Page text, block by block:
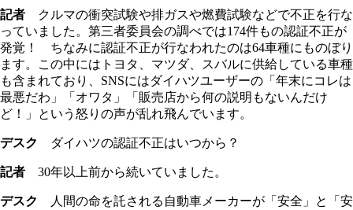
記者 クルマの衝突試験や排ガスや燃費試験などで不正を行な
っていました。第三者委員会の調べでは174件もの認証不正が
発覚！ ちなみに認証不正が行なわれたのは64車種にものぼり
ます。この中にはトヨタ、マツダ、スバルに供給している車種
も含まれており、SNSにはダイハツユーザーの「年末にコレは
最悪だわ」「オワタ」「販売店から何の説明もないんだけ
ど！」という怒りの声が乱れ飛んでいます。
デスク ダイハツの認証不正はいつから？
記者 30年以上前から続いていました。
デスク
人間の命を託される自動車メーカーが「安全」と「安